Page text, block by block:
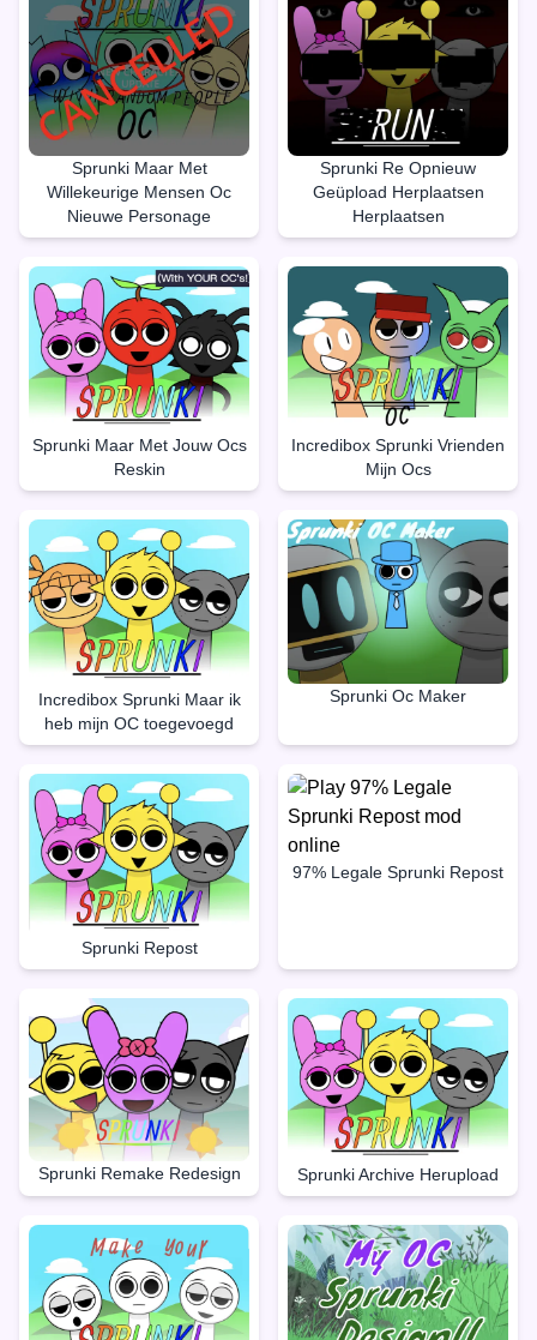
Sprunki Maar Met
Willekeurige Mensen Oc
Nieuwe Personage
Sprunki Re Opnieuw
Geüpload Herplaatsen
Herplaatsen
Sprunki Maar Met Jouw Ocs
Reskin
Incredibox Sprunki Vrienden
Mijn Ocs
Incredibox Sprunki Maar ik
heb mijn OC toegevoegd
Sprunki Oc Maker
Sprunki Repost
97% Legale Sprunki Repost
Sprunki Remake Redesign Sprunki Archive Herupload